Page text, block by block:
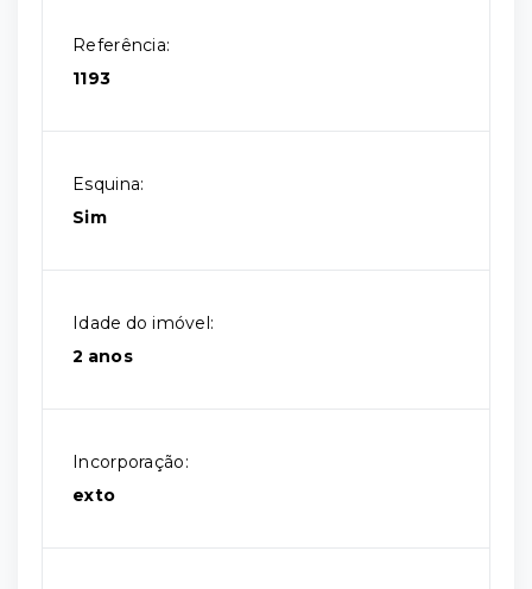
Referência:
1193
Esquina:
Sim
Idade do imóvel:
2 anos
Incorporação:
exto